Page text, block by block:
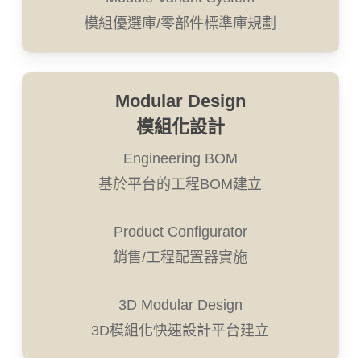
模組優選庫/零部件標準庫規劃
Modular Design
模組化設計
Engineering BOM
基於平台的工程BOM建立
Product Configurator
銷售/工程配置器實施
3D Modular Design
3D模組化快速設計平台建立